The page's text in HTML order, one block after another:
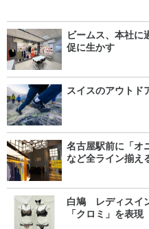
ビームス、本社
促に生かす
スイスのアウト
名古屋駅前に「
など全ライン揃え
白鳩 レディスイ
「クロミ」を表現